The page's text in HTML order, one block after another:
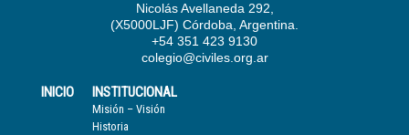
Nicolás Avellaneda 292,
(X5000LJF) Córdoba, Argentina.
+54 351 423 9130
colegio@civiles.org.ar
INICIO INSTITUCIONAL
Misión – Visión
Historia